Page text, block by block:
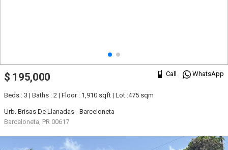
Call WhatsApp
$ 195,000
Beds : 3 | Baths : 2 | Floor : 1,910 sqft | Lot :475 sqm
Urb. Brisas De Llanadas - Barceloneta
Barceloneta, PR 00617